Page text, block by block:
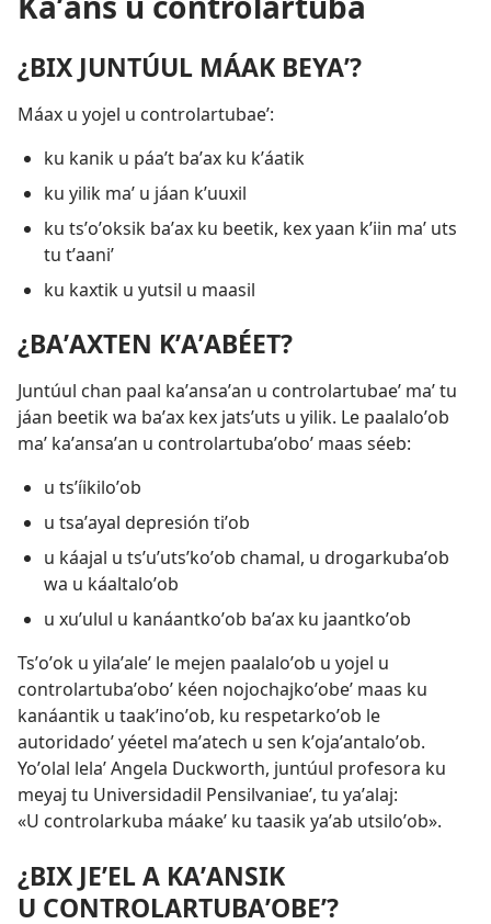
¿BIX JUNTÚUL MÁAK BEYAʼ?
Máax u yojel u controlartubaeʼ:
ku kanik u páaʼt baʼax ku kʼáatik
ku yilik maʼ u jáan kʼuuxil
ku tsʼoʼoksik baʼax ku beetik, kex yaan kʼiin maʼ uts
tu tʼaaniʼ
ku kaxtik u yutsil u maasil
¿BAʼAXTEN KʼAʼABÉET?
Juntúul chan paal kaʼansaʼan u controlartubaeʼ maʼ tu
jáan beetik wa baʼax kex jatsʼuts u yilik. Le paalaloʼob
maʼ kaʼansaʼan u controlartubaʼoboʼ maas séeb:
u tsʼíikiloʼob
u tsaʼayal depresión tiʼob
u káajal u tsʼuʼutsʼkoʼob chamal, u drogarkubaʼob
wa u káaltaloʼob
u xuʼulul u kanáantkoʼob baʼax ku jaantkoʼob
Tsʼoʼok u yilaʼaleʼ le mejen paalaloʼob u yojel u
controlartubaʼoboʼ kéen nojochajkoʼobeʼ maas ku
kanáantik u taakʼinoʼob, ku respetarkoʼob le
autoridadoʼ yéetel maʼatech u sen kʼojaʼantaloʼob.
Yoʼolal lelaʼ Angela Duckworth, juntúul profesora ku
meyaj tu Universidadil Pensilvaniaeʼ, tu yaʼalaj:
«U controlarkuba máakeʼ ku taasik yaʼab utsiloʼob».
¿BIX JEʼEL A KAʼANSIK
U CONTROLARTUBAʼOBEʼ?